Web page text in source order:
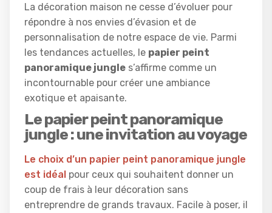
La décoration maison ne cesse d’évoluer pour
répondre à nos envies d’évasion et de
personnalisation de notre espace de vie. Parmi
les tendances actuelles, le papier peint
panoramique jungle s’affirme comme un
incontournable pour créer une ambiance
exotique et apaisante.
Le papier peint panoramique
jungle : une invitation au voyage
Le choix d’un papier peint panoramique jungle
est idéal pour ceux qui souhaitent donner un
coup de frais à leur décoration sans
entreprendre de grands travaux. Facile à poser, il